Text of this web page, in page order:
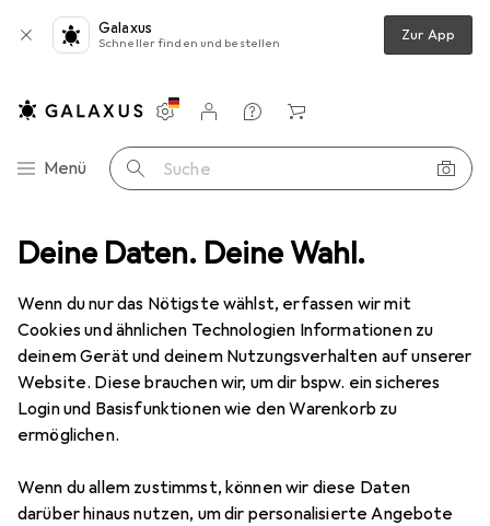
Deine Daten. Deine Wahl.
Wenn du nur das Nötigste wählst, erfassen wir mit
Cookies und ähnlichen Technologien Informationen zu
deinem Gerät und deinem Nutzungsverhalten auf unserer
Website. Diese brauchen wir, um dir bspw. ein sicheres
Login und Basisfunktionen wie den Warenkorb zu
ermöglichen.
Wenn du allem zustimmst, können wir diese Daten
darüber hinaus nutzen, um dir personalisierte Angebote
Galaxus
Schneller finden und bestellen Zur App
Navigation nach Kategorien
Menü Suche
Einstellungen
Kundenkonto
Vergleichslisten
Merklisten
Warenkorb
Gartenspielgeräte Smoby Life Spielhaus Zubehör Picknicktis
9 Bilder
SmobyLife Spielhaus Zubehör
Picknicktis
Preis in EUR inkl. MwSt.
EUR
56,73